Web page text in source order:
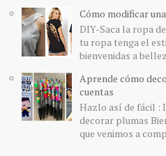
Cómo modificar
DIY-Saca la ropa
tu ropa tenga el
bienvenidas a
Aprende cómo
cuentas
Hazlo así de fácil :
decorar plumas
que venimos a